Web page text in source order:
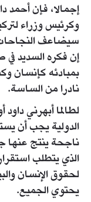
إجمالا، فإن أحمد
وكرئيس وزراء
سيضاعف النجاحات
إن فكره السديد في
بمبادئه كإنسان
نادرا من الساسة.
لطالما أبهرني
الدولية يجب أن
ناجحة ينتج عنها
الذي يتطلب
لحقوق الإنسان
يحتوي الجميع.